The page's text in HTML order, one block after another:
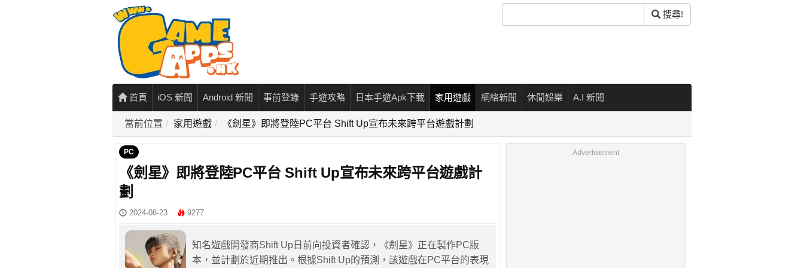
尋
搜尋!
首頁 iOS 新聞 Android 新聞 事前登錄 手遊攻略 日本手遊Apk下載 家用遊戲 網絡新聞 休閒娛樂 A.I 新聞
當前位置 家用遊戲 《劍星》即將登陸PC平台 Shift Up宣布未來跨平台遊戲計劃
PC
《劍星》即將登陸PC平台 Shift Up宣布未來跨平台遊戲計
劃
2024-08-23 9277
知名遊戲開發商Shift Up日前向投資者確認，《劍星》正在製作PC版
本，並計劃於近期推出。根據Shift Up的預測，該遊戲在PC平台的表現
Advertisement